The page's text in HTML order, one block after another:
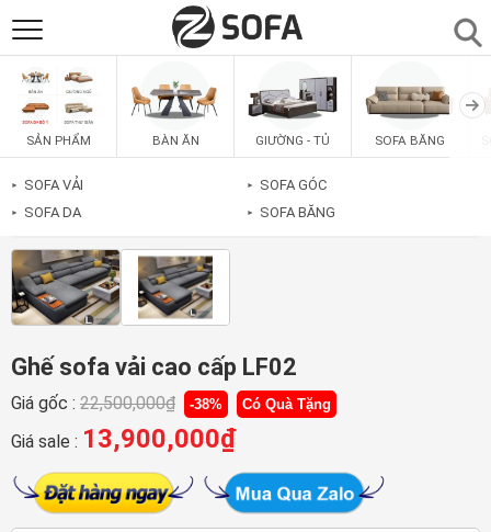
SẢN PHẨM
SOFAS
PHÒNG ĂN
PHÒNG NGỦ
PHÒNG KHÁCH
SẢN PHẨM BÀN ĂN GIƯỜNG - TỦ SOFA BĂNG
► SOFA VẢI
► SOFA DA
► SOFA GÓC
► SOFA BĂNG
Ghế sofa vải cao cấp LF02
Giá gốc : 22,500,000₫ -38% Có Quà Tặng
Giá sale : 13,900,000₫